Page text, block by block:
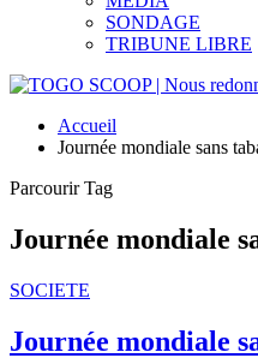
SONDAGE
TRIBUNE LIBRE
Accueil
Journée mondiale sans
Parcourir Tag
Journée mondiale
SOCIETE
Journée mondiale